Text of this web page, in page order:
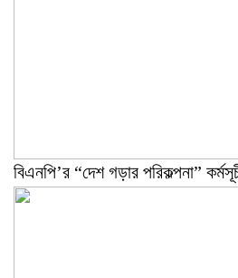
বিএনপি’র “দেশ গড়ার পরিকল্পনা”